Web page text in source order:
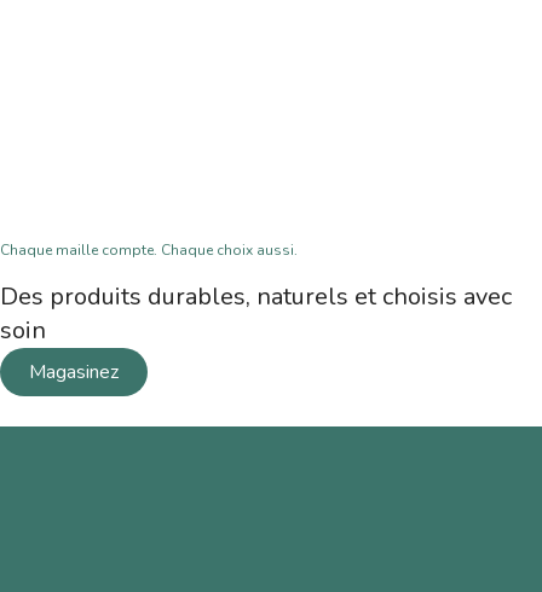
Chaque maille compte. Chaque choix aussi.
Des produits durables, naturels et choisis avec
soin
Magasinez